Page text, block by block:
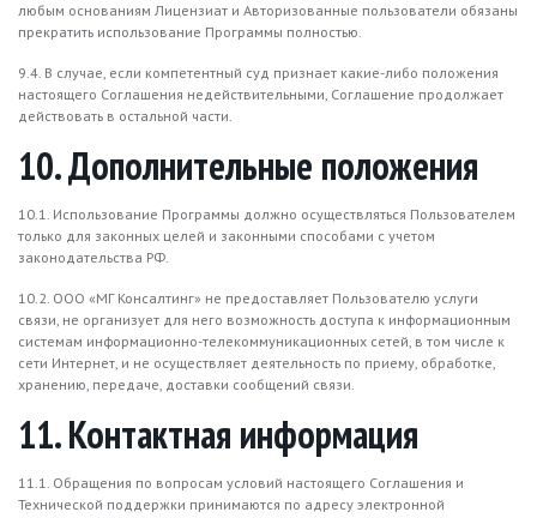
любым основаниям Лицензиат и Авторизованные пользователи обязаны
прекратить использование Программы полностью.
9.4. В случае, если компетентный суд признает какие-либо положения
настоящего Соглашения недействительными, Соглашение продолжает
действовать в остальной части.
10. Дополнительные положения
10.1. Использование Программы должно осуществляться Пользователем
только для законных целей и законными способами с учетом
законодательства РФ.
10.2. ООО «МГ Консалтинг» не предоставляет Пользователю услуги
связи, не организует для него возможность доступа к информационным
системам информационно-телекоммуникационных сетей, в том числе к
сети Интернет, и не осуществляет деятельность по приему, обработке,
хранению, передаче, доставки сообщений связи.
11. Контактная информация
11.1. Обращения по вопросам условий настоящего Соглашения и
Технической поддержки принимаются по адресу электронной